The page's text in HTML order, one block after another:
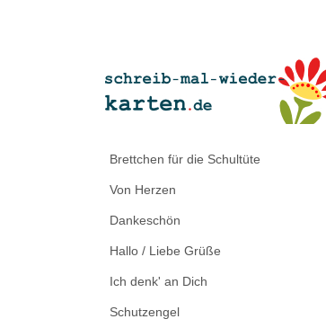
Brettchen für die Schultüte
Von Herzen
Dankeschön
Hallo / Liebe Grüße
Ich denk' an Dich
Schutzengel